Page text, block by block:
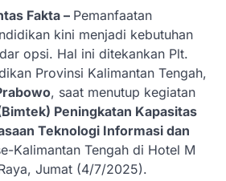
Fakta – Pemanfaatan
kini menjadi kebutuhan
opsi. Hal ini ditekankan Plt.
Provinsi Kalimantan Tengah,
, saat menutup kegiatan
Peningkatan Kapasitas
Teknologi Informasi dan
Kalimantan Tengah di Hotel M
Jumat (4/7/2025).